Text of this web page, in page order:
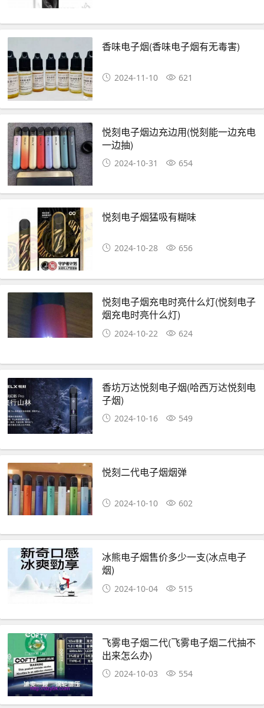
香味电子烟(香味电子烟有无毒害)
2024-11-10 621
悦刻电子烟边充边用(悦刻能一边充电
一边抽)
2024-10-31 654
悦刻电子烟猛吸有糊味
2024-10-28 656
悦刻电子烟充电时亮什么灯(悦刻电子
烟充电时亮什么灯)
2024-10-22 624
香坊万达悦刻电子烟(哈西万达悦刻电
子烟)
2024-10-16 549
悦刻二代电子烟烟弹
2024-10-10 602
冰熊电子烟售价多少一支(冰点电子
烟)
2024-10-04 515
飞雾电子烟二代(飞雾电子烟二代抽不
出来怎么办)
2024-10-03 554